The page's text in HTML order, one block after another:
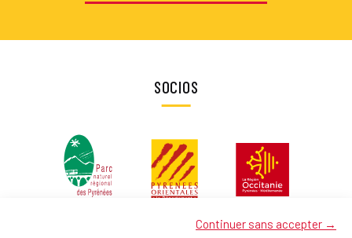
Continuer sans accepter →
SOCIOS